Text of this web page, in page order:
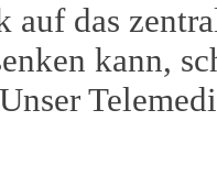
auf das
kann,